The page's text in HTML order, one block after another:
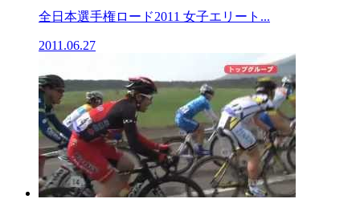
全日本選手権ロード2011 女子エリート...
2011.06.27